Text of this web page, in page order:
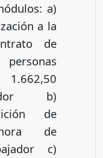
a)
a la
de
b)
de
de
c)